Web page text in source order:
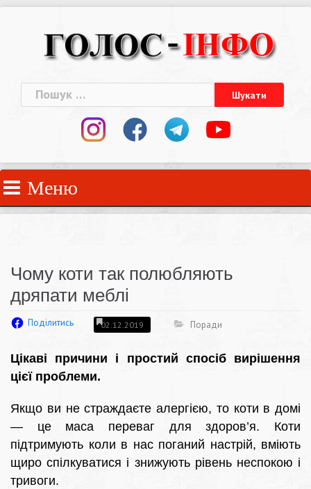
Пошук:
Меню
Чому коти так полюбляють
дряпати меблі
Поділитись 02.12.2019 Поради
Цікаві причини і простий спосіб вирішення
цієї проблеми.
Якщо ви не страждаєте алергією, то коти в домі
— це маса переваг для здоров’я. Коти
підтримують коли в нас поганий настрій, вміють
щиро спілкуватися і знижують рівень неспокою і
тривоги.